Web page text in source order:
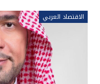
الاقتصاد العربي